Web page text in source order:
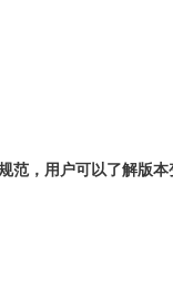
范，用户可以了解版本